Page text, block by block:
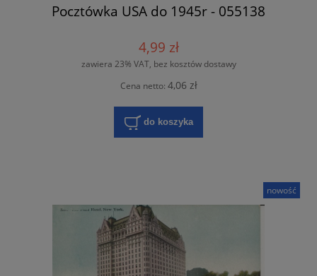
Pocztówka USA do 1945r - 055138
4,99 zł
zawiera 23% VAT, bez kosztów dostawy
Cena netto: 4,06 zł
do koszyka
nowość